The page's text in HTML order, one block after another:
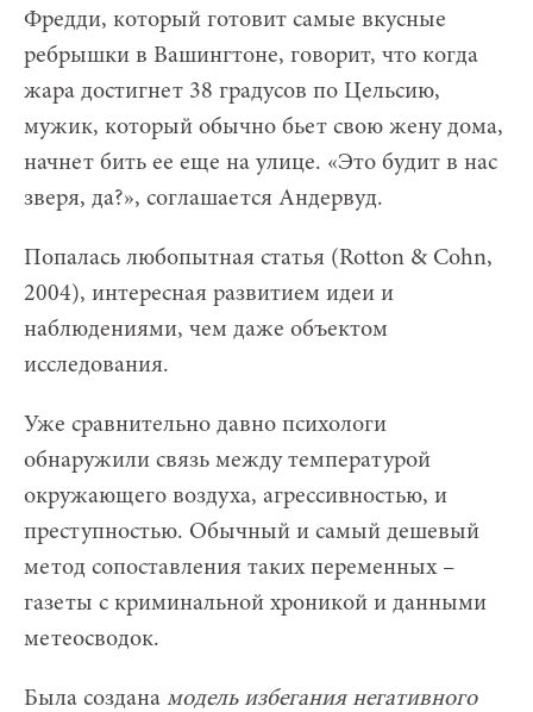
Фредди, который готовит самые вкусные
ребрышки в Вашингтоне, говорит, что когда
жара достигнет 38 градусов по Цельсию,
мужик, который обычно бьет свою жену дома,
начнет бить ее еще на улице. «Это будит в нас
зверя, да?», соглашается Андервуд.
Попалась любопытная статья (Rotton & Cohn,
2004), интересная развитием идеи и
наблюдениями, чем даже объектом
исследования.
Уже сравнительно давно психологи
обнаружили связь между температурой
окружающего воздуха, агрессивностью, и
преступностью. Обычный и самый дешевый
метод сопоставления таких переменных –
газеты с криминальной хроникой и данными
метеосводок.
Была создана модель избегания негативного